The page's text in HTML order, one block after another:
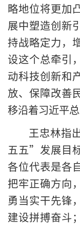
略地位将更加
展中塑造创新
持战略定力，
设这个总牵引
动科技创新和
放、保障改善
移沿着习近平
王忠林指
五五”发展目
各位代表是各
把牢正确方向
勇当实干先锋
建设拼搏奋斗